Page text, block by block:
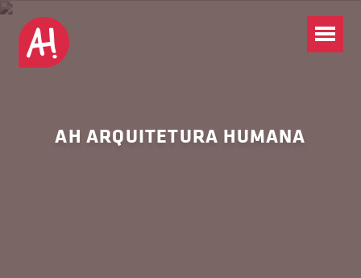
AH ARQUITETURA HUMANA